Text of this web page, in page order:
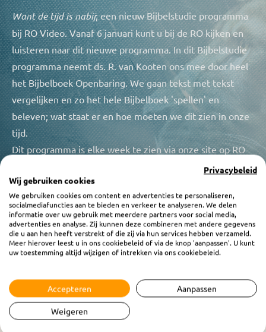
Want de tijd is nabij; een nieuw Bijbelstudie programma
bij RO Video. Vanaf 6 januari kunt u bij de RO kijken en
luisteren naar dit nieuwe programma. In dit Bijbelstudie
programma neemt ds. R. van Kooten ons mee door heel
het Bijbelboek Openbaring. We gaan tekst met tekst
vergelijken en zo het hele Bijbelboek 'spellen' en
beleven; wat staat er en hoe moeten we dit zien in onze
tijd.
Dit programma is elke week te zien via onze site op RO
Video, elke zaterdag komt er een nieuwe aflevering
beschikbaar. U kunt dit programma ook luisteren via RO
Radio 1 op zaterdagavond vanaf 19.30uur of terug
luisteren, dit kan op elk gewenst tijdstip.
Privacybeleid
Wij gebruiken cookies
We gebruiken cookies om content en advertenties te personaliseren,
socialmediafuncties aan te bieden en verkeer te analyseren. We delen
informatie over uw gebruik met meerdere partners voor social media,
advertenties en analyse. Zij kunnen deze combineren met andere gegevens
die u aan hen heeft verstrekt of die zij via hun services hebben verzameld.
Meer hierover leest u in ons cookiebeleid of via de knop 'aanpassen'. U kunt
uw toestemming altijd wijzigen of intrekken via ons cookiebeleid.
Accepteren Aanpassen
Weigeren